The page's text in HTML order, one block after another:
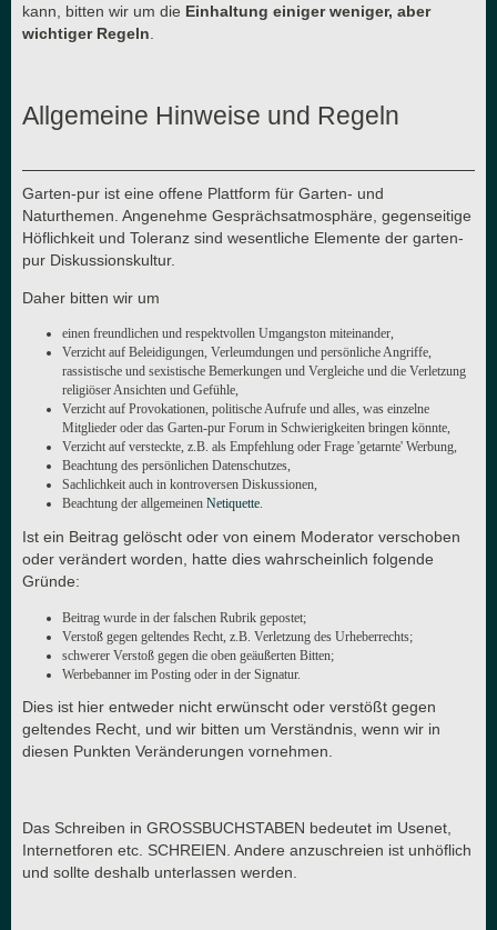
kann, bitten wir um die Einhaltung einiger weniger, aber
wichtiger Regeln
Allgemeine Hinweise und Regeln
Garten-pur ist eine offene Plattform für Garten- und
Naturthemen. Angenehme Gesprächsatmosphäre, gegenseitige
Höflichkeit und Toleranz sind wesentliche Elemente der garten-
pur Diskussionskultur.
Daher bitten wir um
einen freundlichen und respektvollen Umgangston miteinander,
Verzicht auf Beleidigungen, Verleumdungen und persönliche Angriffe,
rassistische und sexistische Bemerkungen und Vergleiche und die Verletzung
religiöser Ansichten und Gefühle,
Verzicht auf Provokationen, politische Aufrufe und alles, was einzelne
Mitglieder oder das Garten-pur Forum in Schwierigkeiten bringen könnte,
Verzicht auf versteckte, z.B. als Empfehlung oder Frage 'getarnte' Werbung,
Beachtung des persönlichen Datenschutzes,
Sachlichkeit auch in kontroversen Diskussionen,
Beachtung der allgemeinen Netiquette.
Ist ein Beitrag gelöscht oder von einem Moderator verschoben
oder verändert worden, hatte dies wahrscheinlich folgende
Gründe:
Beitrag wurde in der falschen Rubrik gepostet;
Verstoß gegen geltendes Recht, z.B. Verletzung des Urheberrechts;
schwerer Verstoß gegen die oben geäußerten Bitten;
Werbebanner im Posting oder in der Signatur.
Dies ist hier entweder nicht erwünscht oder verstößt gegen
geltendes Recht, und wir bitten um Verständnis, wenn wir in
diesen Punkten Veränderungen vornehmen.
Das Schreiben in GROSSBUCHSTABEN bedeutet im Usenet,
Internetforen etc. SCHREIEN. Andere anzuschreien ist unhöflich
und sollte deshalb unterlassen werden.